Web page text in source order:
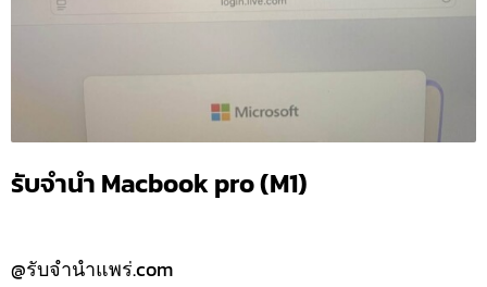
รับจำนำ Macbook pro (M1)
@รับจำนำแพร่.com